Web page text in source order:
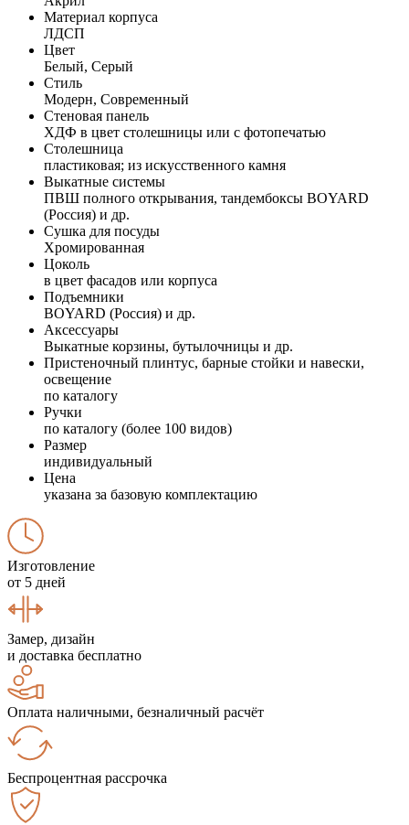
Материал корпуса
ЛДСП
Цвет
Белый, Серый
Стиль
Модерн, Современный
Стеновая панель
ХДФ в цвет столешницы или с фотопечатью
Столешница
пластиковая; из искусственного камня
Выкатные системы
ПВШ полного открывания, тандембоксы BOYARD
(Россия) и др.
Сушка для посуды
Хромированная
Цоколь
в цвет фасадов или корпуса
Подъемники
BOYARD (Россия) и др.
Аксессуары
Выкатные корзины, бутылочницы и др.
Пристеночный плинтус, барные стойки и навески,
освещение
по каталогу
Ручки
по каталогу (более 100 видов)
Размер
индивидуальный
Цена
указана за базовую комплектацию
Изготовление
от 5 дней
Замер, дизайн
и доставка бесплатно
Оплата наличными, безналичный расчёт
Беспроцентная рассрочка